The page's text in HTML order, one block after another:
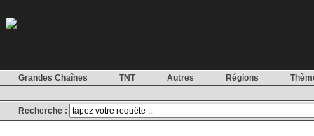
Grandes Chaînes TNT Autres Régions
Recherche :